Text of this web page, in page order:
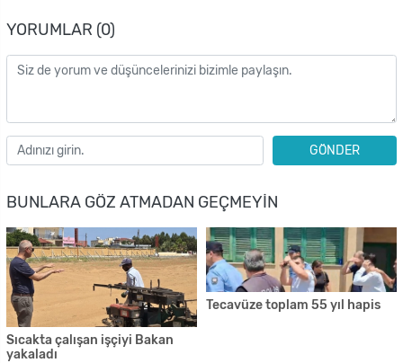
YORUMLAR (0)
GÖNDER
BUNLARA GÖZ ATMADAN GEÇMEYIN
Sıcakta çalışan işçiyi Bakan
yakaladı
Tecavüze toplam 55 yıl hapis